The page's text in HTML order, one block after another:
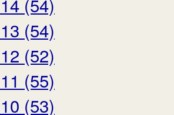
(54)
(52)
(55)
(53)